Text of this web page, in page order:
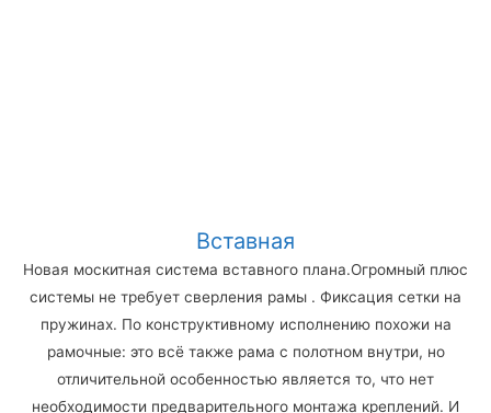
Вставная
Новая москитная система вставного плана.Огромный плюс
системы не требует сверления рамы . Фиксация сетки на
пружинах. По конструктивному исполнению похожи на
рамочные: это всё также рама с полотном внутри, но
отличительной особенностью является то, что нет
необходимости предварительного монтажа креплений. И